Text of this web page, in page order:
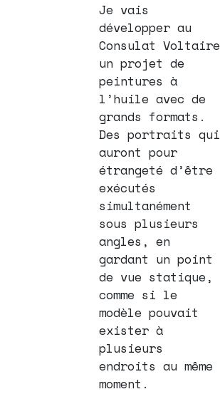
Je vais
développer au
Consulat Voltaire
un projet de
peintures à
l’huile avec de
grands formats.
Des portraits qui
auront pour
étrangeté d’être
exécutés
simultanément
sous plusieurs
angles, en
gardant un point
de vue statique,
comme si le
modèle pouvait
exister à
plusieurs
endroits au même
moment.